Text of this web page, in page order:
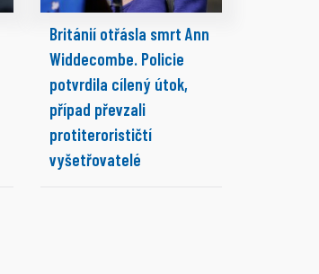
Británií otřásla smrt Ann
Widdecombe. Policie
potvrdila cílený útok,
případ převzali
protiterorističtí
vyšetřovatelé